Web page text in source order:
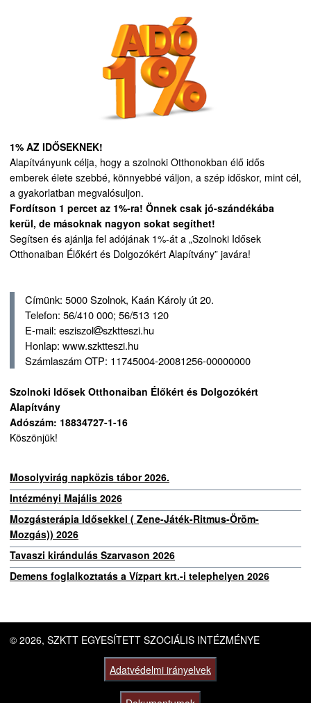
1% AZ IDŐSEKNEK!
Alapítványunk célja, hogy a szolnoki Otthonokban élő idős
emberek élete szebbé, könnyebbé váljon, a szép időskor, mint cél,
a gyakorlatban megvalósuljon.
Fordítson 1 percet az 1%-ra! Önnek csak jó-szándékába
kerül, de másoknak nagyon sokat segíthet!
Segítsen és ajánlja fel adójának 1%-át a „Szolnoki Idősek
Otthonaiban Élőkért és Dolgozókért Alapítvány” javára!
Címünk: 5000 Szolnok, Kaán Károly út 20.
Telefon: 56/410 000; 56/513 120
E-mail: esziszol
szktteszi.hu
Honlap: www.szktteszi.hu
Számlaszám OTP: 11745004-20081256-00000000
Szolnoki Idősek Otthonaiban Élőkért és Dolgozókért
Alapítvány
Adószám: 18834727-1-16
Köszönjük!
Mosolyvirág napközis tábor 2026.
Intézményi Majális 2026
Mozgásterápia Idősekkel ( Zene-Játék-Ritmus-Öröm-
Mozgás)) 2026
Tavaszi kirándulás Szarvason 2026
Demens foglalkoztatás a Vízpart krt.-i telephelyen 2026
© 2026, SZKTT EGYESÍTETT SZOCIÁLIS INTÉZMÉNYE
Adatvédelmi irányelvek